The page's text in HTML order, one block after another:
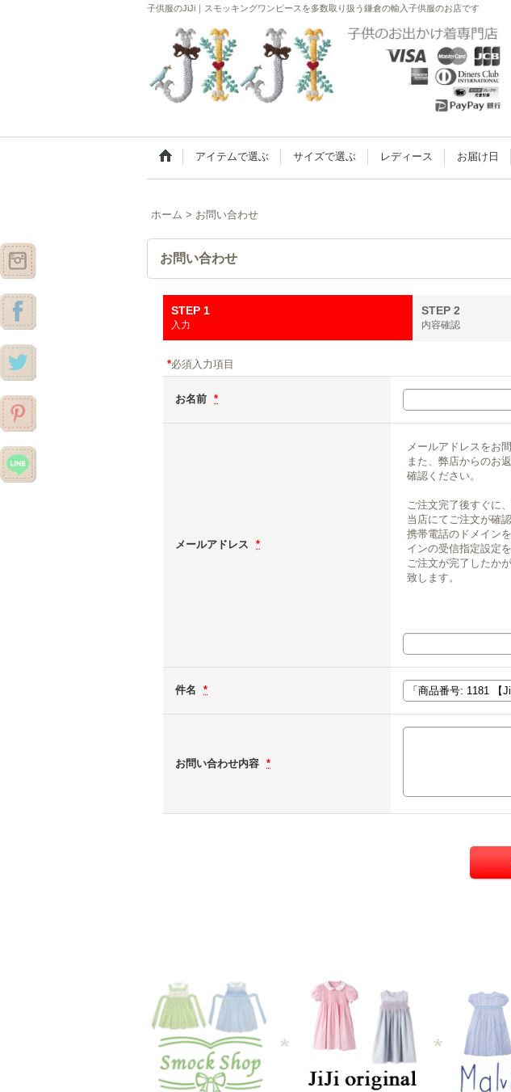
子供服のJiJi｜スモッキングワンピースを多数取り扱う鎌倉の輸入子供服のお店です
アイテムで選ぶ サイズで選ぶ レディース お届け日
ホーム > お問い合わせ
お問い合わせ
STEP 1
入力
STEP 2
内容確認
*必須入力項目
お名前 *
メールアドレス *
メールアドレスをお
また、弊店からのお
確認ください。
ご注文完了後すぐに
当店にてご注文が確
携帯電話のドメイン
インの受信指定設定
ご注文が完了したか
致します。
件名 *
お問い合わせ内容 *